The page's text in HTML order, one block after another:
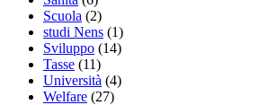
Scuola (2)
studi Nens (1)
Sviluppo (14)
Tasse (11)
Università (4)
Welfare (27)